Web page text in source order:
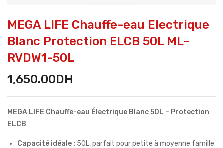
MEGA LIFE Chauffe-eau Electrique
Blanc Protection ELCB 50L ML-
RVDW1-50L
1,650.00DH
MEGA LIFE Chauffe-eau Électrique Blanc 50L – Protection
ELCB
Capacité idéale : 50L, parfait pour petite à moyenne famille